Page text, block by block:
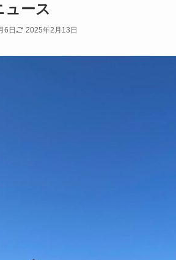
ュース
6日 2025年2月13日